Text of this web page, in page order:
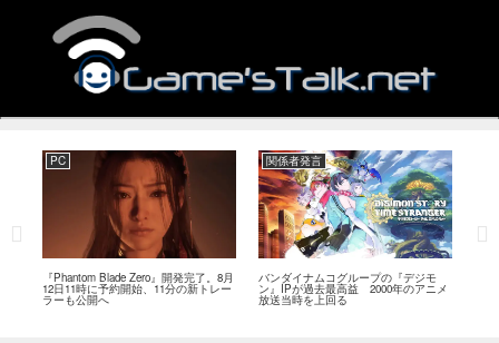
PC
『Phantom Blade Zero』開発完了。8月
12日11時に予約開始、11分の新トレー
ラーも公開へ
関係者発言
バンダイナムコグループの『デジモ
ン』IPが過去最高益 2000年のアニメ
放送当時を上回る